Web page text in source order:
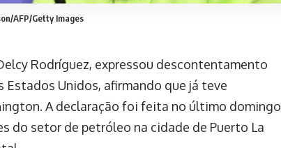
AFP/Getty Images
Rodríguez, expressou descontentamento
Estados Unidos, afirmando que já teve
A declaração foi feita no último domingo
do setor de petróleo na cidade de Puerto La